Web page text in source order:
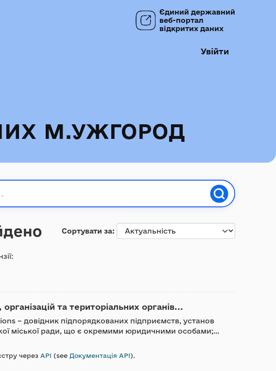
Єдиний державний
веб-портал
відкритих даних
Увійти
М.УЖГОРОД
Сортувати за
та територіальних органів...
– довідник підпорядкованих підприємств, установ
міської ради, що є окремими юридичними особами;...
через API (see Документація API).